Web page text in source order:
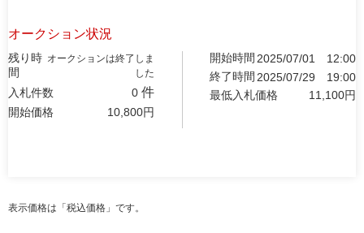
オークション状況
残り時
間
オークションは終了しま
した
入札件数 0 件
開始価格 10,800円
開始時間 2025/07/01
12:00
終了時間 2025/07/29
19:00
最低入札価格
11,100円
表示価格は「税込価格」です。